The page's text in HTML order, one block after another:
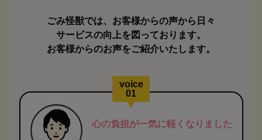
ごみ怪獣では、お客様からの声から日々
サービスの向上を図っております。
お客様からのお声をご紹介いたします。
voice
01
心の負担が一気に軽くなりました